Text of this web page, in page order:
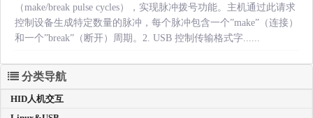
（make/break pulse cycles），实现脉冲拨号功能。主机通过此请求
控制设备生成特定数量的脉冲，每个脉冲包含一个”make”（连接）
和一个”break”（断开）周期。2. USB 控制传输格式字......
分类导航
HID人机交互